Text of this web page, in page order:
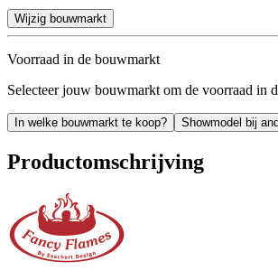
Wijzig bouwmarkt
Voorraad in de bouwmarkt
Selecteer jouw bouwmarkt om de voorraad in
In welke bouwmarkt te koop? Showmodel bij
Productomschrijving